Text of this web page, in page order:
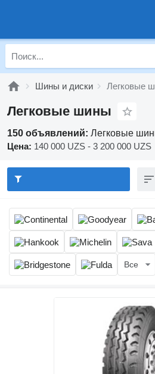
Шины и диски Легковые
Легковые шины
150 объявлений: Легковые
Цена: 140 000 UZS - 3 200 000 UZS
Все